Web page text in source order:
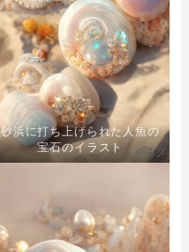
砂浜に打ち上げられた人魚の
宝石のイラスト